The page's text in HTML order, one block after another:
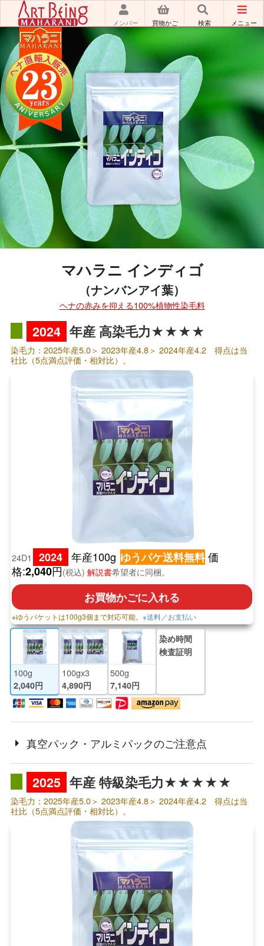
メンバー 買物かご 検索 メニュー
マハラニ インディゴ
（ナンバンアイ葉）
ヘナの赤みを抑える100%植物性染毛料
2024 年産 高染毛力★★★★
染毛力：2025年産5.0＞ 2023年産4.8＞ 2024年産4.2 得点は当
社比（5点満点評価・相対比）。
24D1 2024 年産100g ゆうパケ送料無料価
格:2,040円(税込) 解説書希望者に同梱。
お買物かごに入れる
※ゆうパケットは100g3個まで対応可能。 ※送料／お支払い
100g
2,040円
100gx3
4,890円
500g
7,140円
染め時間
検査証明
真空パック・アルミパックのご注意点
2025 年産 特級染毛力★★★★★
染毛力：2025年産5.0＞ 2023年産4.8＞ 2024年産4.2 得点は当
社比（5点満点評価・相対比）。